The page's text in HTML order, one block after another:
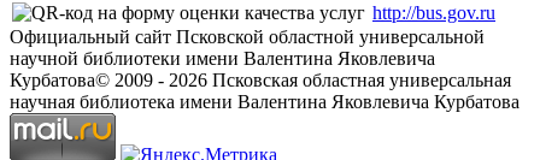
http://bus.gov.ru
Официальный сайт Псковской областной универсальной
научной библиотеки имени Валентина Яковлевича
Курбатова© 2009 - 2026 Псковская областная универсальная
научная библиотека имени Валентина Яковлевича Курбатова